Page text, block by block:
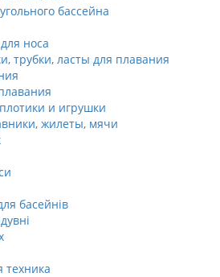
бассейна
носа
трубки, ласты для плавания
и игрушки
жилеты, мячи
басейнів
техника